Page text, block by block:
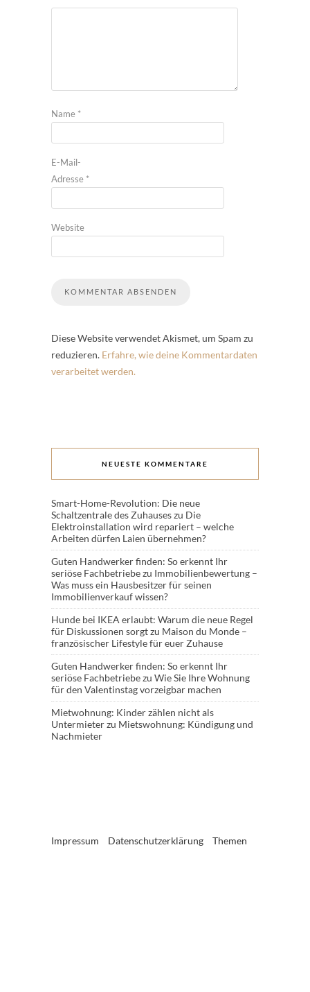
Name *
E-Mail-
Adresse *
Website
Diese Website verwendet Akismet, um Spam zu
reduzieren. Erfahre, wie deine Kommentardaten
verarbeitet werden.
NEUESTE KOMMENTARE
Smart-Home-Revolution: Die neue
Schaltzentrale des Zuhauseszu Die
Elektroinstallation wird repariert – welche
Arbeiten dürfen Laien übernehmen?
Guten Handwerker finden: So erkennt Ihr
seriöse Fachbetriebezu Immobilienbewertung –
Was muss ein Hausbesitzer für seinen
Immobilienverkauf wissen?
Hunde bei IKEA erlaubt: Warum die neue Regel
für Diskussionen sorgtzu Maison du Monde –
französischer Lifestyle für euer Zuhause
Guten Handwerker finden: So erkennt Ihr
seriöse Fachbetriebezu Wie Sie Ihre Wohnung
für den Valentinstag vorzeigbar machen
Mietwohnung: Kinder zählen nicht als
Untermieterzu Mietswohnung: Kündigung und
Nachmieter
Impressum Datenschutzerklärung Themen